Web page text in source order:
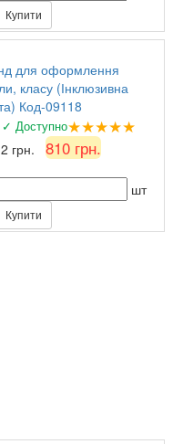
Купити
для оформлення
класу (Інклюзивна
Код-09118
✓ Доступно★★★★★
грн. 810 грн.
шт
Купити